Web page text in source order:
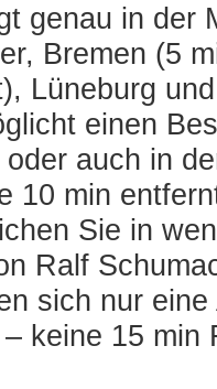
genau in der
Bremen (5
Lüneburg
einen
auch in
10 min
Sie in
Ralf
sich nur
keine 15 min